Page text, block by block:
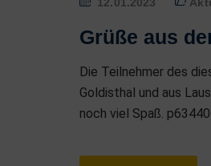
S
Grüße aus
Die Teilnehmer des
Goldisthal und aus
noch viel Spaß.